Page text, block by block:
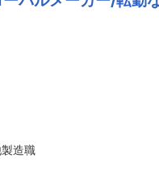
忙に応じた増減はある
造職